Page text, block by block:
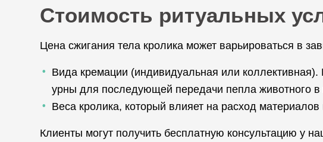
Стоимость ритуальных
Цена сжигания тела кролика может варьироваться в
Вида кремации (индивидуальная или
урны для последующей передачи пепла животного в
Веса кролика, который влияет на расход
Клиенты могут получить бесплатную консультацию у